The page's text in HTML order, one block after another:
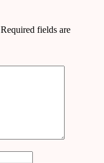
Required fields are